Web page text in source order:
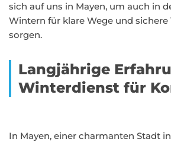
sich auf uns in Mayen, um auch in
Wintern für klare Wege und sichere
sorgen.
Langjährige
Winterdienst für
In Mayen, einer charmanten Stadt